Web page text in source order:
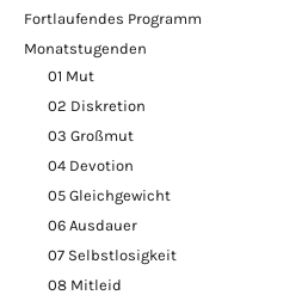
Fortlaufendes Programm
Monatstugenden
01 Mut
02 Diskretion
03 Großmut
04 Devotion
05 Gleichgewicht
06 Ausdauer
07 Selbstlosigkeit
08 Mitleid